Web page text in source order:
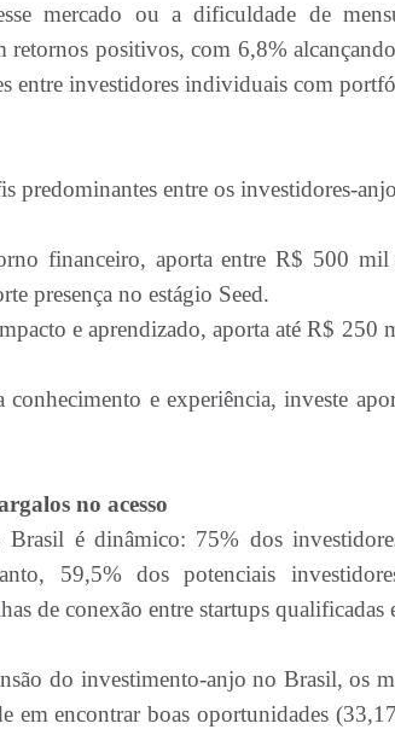
mercado ou a dificuldade de
retornos positivos, com 6,8%
entre investidores individuais com
predominantes entre os investidores-
financeiro, aporta entre R$ 500
presença no estágio Seed.
e aprendizado, aporta até R$ 250
e experiência, investe
no acesso
é dinâmico: 75% dos
59,5% dos potenciais
de conexão entre startups
do investimento-anjo no Brasil, os
em encontrar boas oportunidades